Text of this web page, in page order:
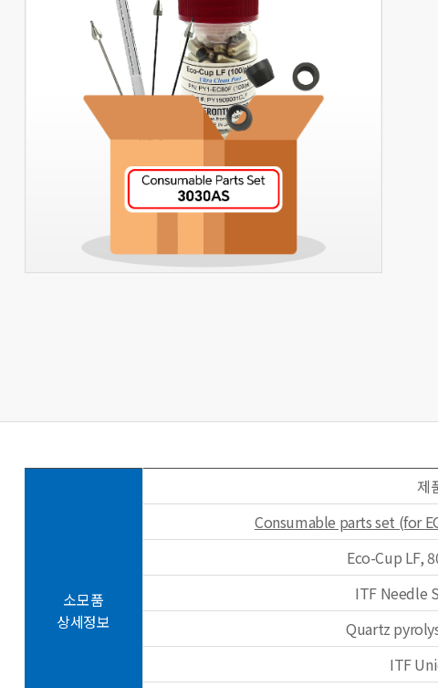
소모품
상세정보
제
Consumable parts set (for
Eco-Cup LF,
ITF Needle
Quartz
ITF